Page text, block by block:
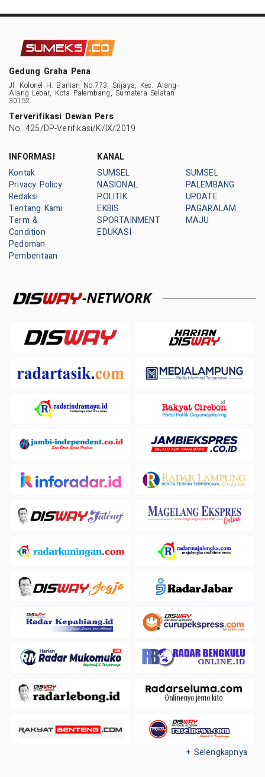
Gedung Graha Pena
Jl. Kolonel H. Barlian No.773, Srijaya, Kec. Alang-
Alang Lebar, Kota Palembang, Sumatera Selatan
30152
Terverifikasi Dewan Pers
No: 425/DP-Verifikasi/K/IX/2019
INFORMASI
Kontak
Privacy Policy
Redaksi
Tentang Kami
Term &
Condition
Pedoman
Pemberitaan
KANAL
SUMSEL
NASIONAL
POLITIK
EKBIS
SPORTAINMENT
EDUKASI
SUMSEL
PALEMBANG
UPDATE
PAGARALAM
MAJU
+ Selengkapnya